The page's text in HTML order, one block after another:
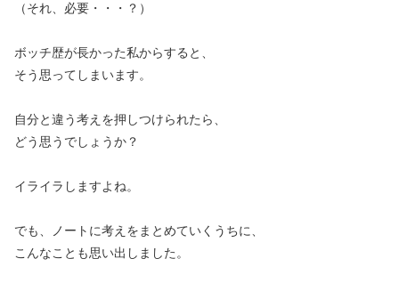
（それ、必要・・・？）
ボッチ歴が長かった私からすると、
そう思ってしまいます。
自分と違う考えを押しつけられたら、
どう思うでしょうか？
イライラしますよね。
でも、ノートに考えをまとめていくうちに、
こんなことも思い出しました。